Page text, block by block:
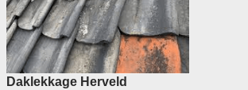
Daklekkage Herveld